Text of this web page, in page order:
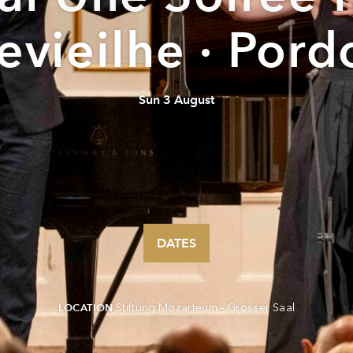
·
Sun 3 August
DATES
LOCATION Stiftung Mozarteum – Grosser Saal